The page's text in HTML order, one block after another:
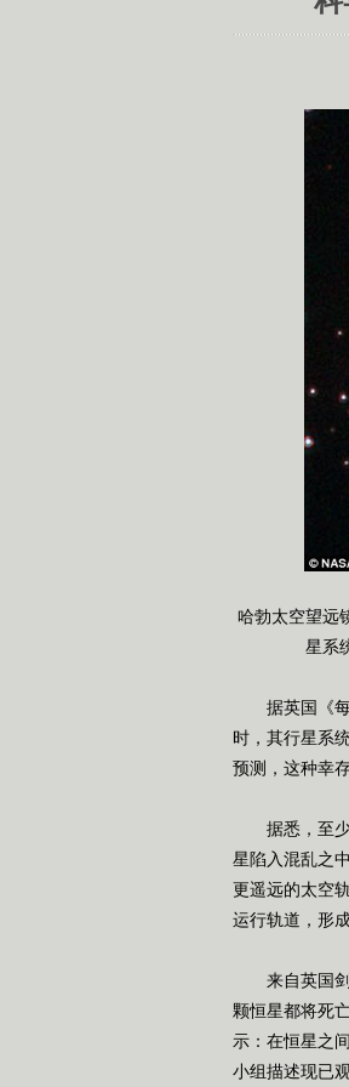
哈勃太空望远
星系
据英国《每
时，其行星系
预测，这种幸
据悉，至少
星陷入混乱之
更遥远的太空
运行轨道，形
来自英国剑
颗恒星都将死
示：在恒星之
小组描述现已